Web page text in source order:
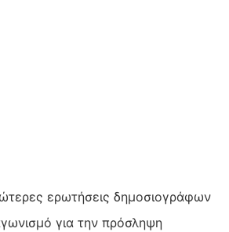
ερωτήσεις δημοσιογράφων
για την πρόσληψη